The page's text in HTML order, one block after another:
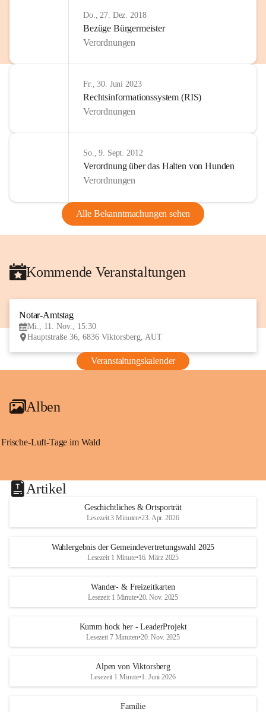
Do., 27. Dez. 2018
Bezüge Bürgermeister
Verordnungen
Fr., 30. Juni 2023
Rechtsinformationssystem (RIS)
Verordnungen
So., 9. Sept. 2012
Verordnung über das Halten von Hunden
Verordnungen
Alle Bekanntmachungen sehen
Kommende Veranstaltungen
Notar-Amtstag
Mi., 11. Nov., 15:30
Hauptstraße 36, 6836 Viktorsberg, AUT
Veranstaltungskalender
Alben
Frische-Luft-Tage im Wald
Artikel
Geschichtliches & Ortsporträt
Lesezeit 3 Minuten•23. Apr. 2026
Wahlergebnis der Gemeindevertretungswahl 2025
Lesezeit 1 Minute•16. März 2025
Wander- & Freizeitkarten
Lesezeit 1 Minute•20. Nov. 2025
Kumm hock her - LeaderProjekt
Lesezeit 7 Minuten•20. Nov. 2025
Alpen von Viktorsberg
Lesezeit 1 Minute•1. Juni 2026
Familie